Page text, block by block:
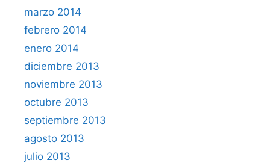
marzo 2014
febrero 2014
enero 2014
diciembre 2013
noviembre 2013
octubre 2013
septiembre 2013
agosto 2013
julio 2013